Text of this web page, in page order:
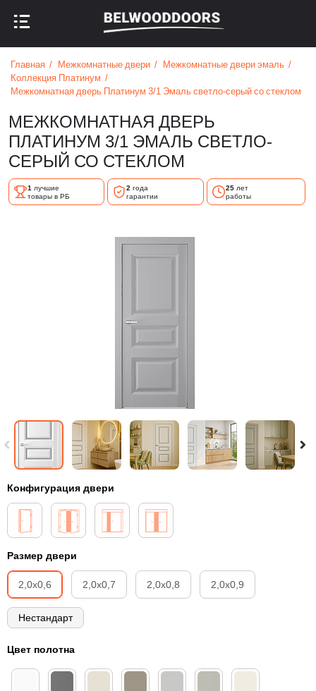
НАЗАД В МЕНЮ
НАЗАД В МЕНЮ
Главная Межкомнатные двери
Межкомнатные двери эмаль
Коллекция Платинум
Межкомнатная дверь Платинум 3/1 Эмаль светло-серый со стеклом
МЕЖКОМНАТНАЯ ДВЕРЬ
ПЛАТИНУМ 3/1 ЭМАЛЬ СВЕТЛО-
СЕРЫЙ СО СТЕКЛОМ
1 лучшие
товары в РБ
2 года
гарантии
25лет
работы
Конфигурация двери
Размер двери
2,0х0,6 2,0х0,7 2,0х0,8 2,0х0,9
Нестандарт
Цвет полотна